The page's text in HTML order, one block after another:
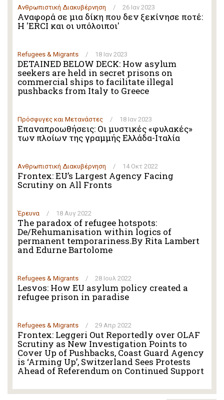
Ανθρωπιστική Διακυβέρνηση / 26 Ιαν 2023
Αναφορά σε μια δίκη που δεν ξεκίνησε ποτέ:
Η 'ERCI και οι υπόλοιποι'
Refugees & Migrants / 18 Ιαν 2023
DETAINED BELOW DECK: How asylum
seekers are held in secret prisons on
commercial ships to facilitate illegal
pushbacks from Italy to Greece
Πρόσφυγες και Μετανάστες / 18 Ιαν 2023
Επαναπροωθήσεις: Οι μυστικές «φυλακές»
των πλοίων της γραμμής Ελλάδα-Ιταλία
Ανθρωπιστική Διακυβέρνηση / 14 Οκτ 2022
Frontex: EU’s Largest Agency Facing
Scrutiny on All Fronts
Έρευνα / 18 Αυγ 2022
The paradox of refugee hotspots:
De/Rehumanisation within logics of
permanent temporariness.By Rita Lambert
and Edurne Bartolome
Refugees & Migrants / 28 Ιουλ 2022
Lesvos: How EU asylum policy created a
refugee prison in paradise
Refugees & Migrants / 29 Απρ 2022
Frontex: Leggeri Out Reportedly over OLAF
Scrutiny as New Investigation Points to
Cover Up of Pushbacks, Coast Guard Agency
is ‘Arming Up’, Switzerland Sees Protests
Ahead of Referendum on Continued Support